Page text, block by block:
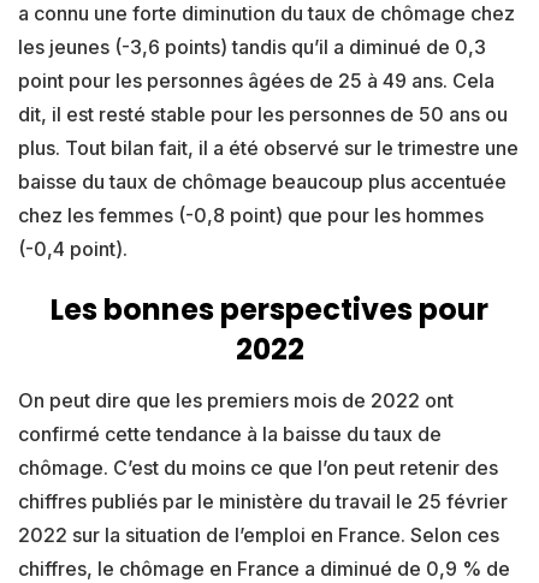
a connu une forte diminution du taux de chômage chez
les jeunes (-3,6 points) tandis qu’il a diminué de 0,3
point pour les personnes âgées de 25 à 49 ans. Cela
dit, il est resté stable pour les personnes de 50 ans ou
plus. Tout bilan fait, il a été observé sur le trimestre une
baisse du taux de chômage beaucoup plus accentuée
chez les femmes (-0,8 point) que pour les hommes
(-0,4 point).
Les bonnes perspectives pour
2022
On peut dire que les premiers mois de 2022 ont
confirmé cette tendance à la baisse du taux de
chômage. C’est du moins ce que l’on peut retenir des
chiffres publiés par le ministère du travail le 25 février
2022 sur la situation de l’emploi en France. Selon ces
chiffres, le chômage en France a diminué de 0,9 % de